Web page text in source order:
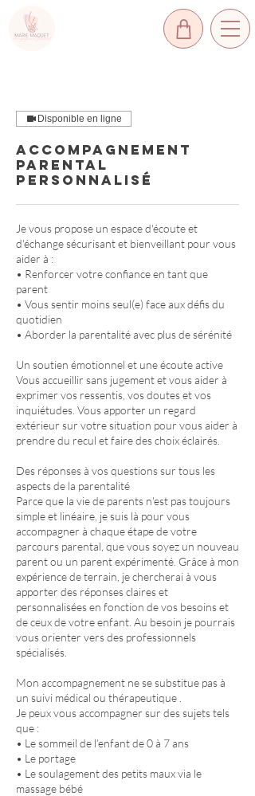
Disponible en ligne
Accompagnement
parental
personnalisé
Je vous propose un espace d'écoute et
d'échange sécurisant et bienveillant pour vous
aider à :
• Renforcer votre confiance en tant que
parent
• Vous sentir moins seul(e) face aux défis du
quotidien
• Aborder la parentalité avec plus de sérénité
Un soutien émotionnel et une écoute active
Vous accueillir sans jugement et vous aider à
exprimer vos ressentis, vos doutes et vos
inquiétudes. Vous apporter un regard
extérieur sur votre situation pour vous aider à
prendre du recul et faire des choix éclairés.
Des réponses à vos questions sur tous les
aspects de la parentalité
Parce que la vie de parents n'est pas toujours
simple et linéaire, je suis là pour vous
accompagner à chaque étape de votre
parcours parental, que vous soyez un nouveau
parent ou un parent expérimenté. Grâce à mon
expérience de terrain, je chercherai à vous
apporter des réponses claires et
personnalisées en fonction de vos besoins et
de ceux de votre enfant. Au besoin je pourrais
vous orienter vers des professionnels
spécialisés.
Mon accompagnement ne se substitue pas à
un suivi médical ou thérapeutique .
Je peux vous accompagner sur des sujets tels
que :
• Le sommeil de l’enfant de 0 à 7 ans
• Le portage
• Le soulagement des petits maux via le
massage bébé